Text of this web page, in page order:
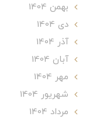
بهمن 1404
دی 1404
آذر 1404
آبان 1404
مهر 1404
شهریور 1404
مرداد 1404